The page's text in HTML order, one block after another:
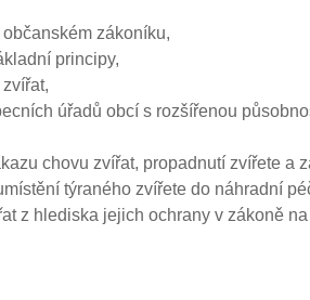
zákoníku,
principy,
úřadů obcí s rozšířenou
chovu zvířat, propadnutí zvířete a
týraného zvířete do náhradní
z hlediska jejich ochrany v zákoně